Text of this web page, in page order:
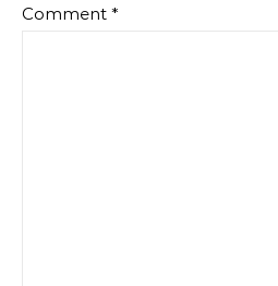
Comment *